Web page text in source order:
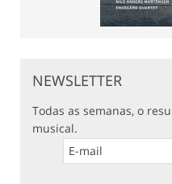
NEWSLETTER
Todas as semanas, o
musical.